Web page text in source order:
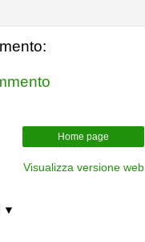
Home page
Visualizza versione web
▼